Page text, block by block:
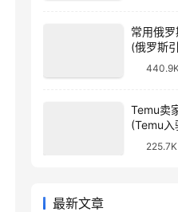
常用俄
(俄罗斯
Temu卖
(Temu入
225.7K
最新文章